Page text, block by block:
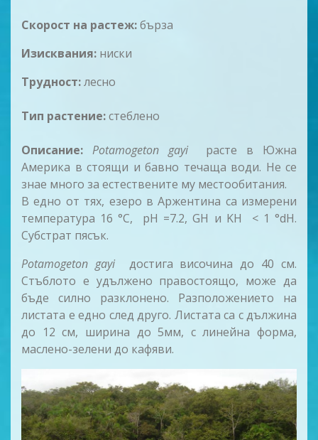
Скорост на рaстеж:бърза
Изисквания: ниски
Трудност:лесно
Тип растение:стеблено
Описание: Potamogeton gayi
расте в Южна
Америка в стоящи и бавно течаща води. Не се
знае много за естествените му местообитания.
В едно от тях, езеро в Аржeнтина са измерени
температура 16 °C, pH =7.2, GH и KH < 1 °dH.
Субстрат пясък.
Potamogeton gayiдостига височина до 40 см.
Стъблото е удължено правостоящо, може да
бъде силно разклонено. Разположението на
листата е едно след друго. Листата са с дължина
до 12 см, ширина до 5мм, с линейна форма,
маслено-зелени до кафяви.